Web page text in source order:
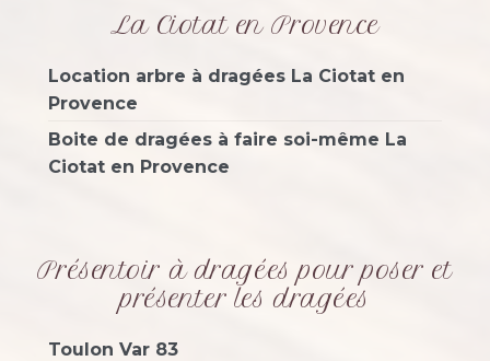
La Ciotat en Provence
Location arbre à dragées La Ciotat en
Provence
Boite de dragées à faire soi-même La
Ciotat en Provence
Présentoir à dragées pour poser et
présenter les dragées
Toulon Var 83